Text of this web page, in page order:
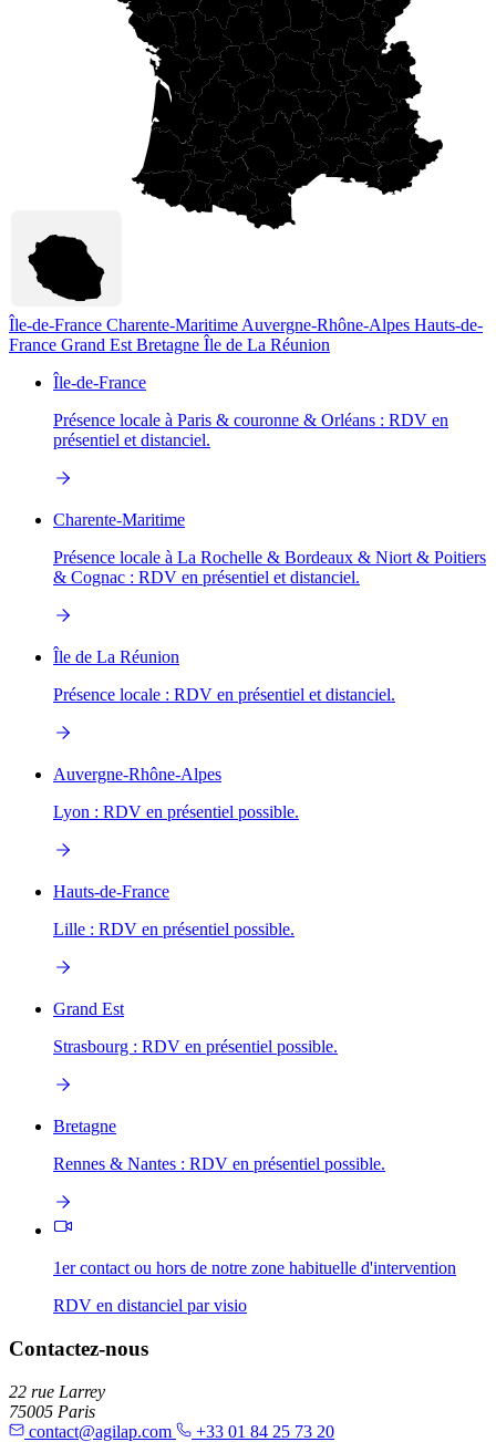
Île-de-France Charente-Maritime Auvergne-Rhône-Alpes Hauts-de-
France Grand Est Bretagne Île de La Réunion
Île-de-France
Présence locale à Paris & couronne & Orléans : RDV en
présentiel et distanciel.
Charente-Maritime
Présence locale à La Rochelle & Bordeaux & Niort & Poitiers
& Cognac : RDV en présentiel et distanciel.
Île de La Réunion
Présence locale : RDV en présentiel et distanciel.
Auvergne-Rhône-Alpes
Lyon : RDV en présentiel possible.
Hauts-de-France
Lille : RDV en présentiel possible.
Grand Est
Strasbourg : RDV en présentiel possible.
Bretagne
Rennes & Nantes : RDV en présentiel possible.
1er contact ou hors de notre zone habituelle d'intervention
RDV en distanciel par visio
Contactez-nous
22 rue Larrey
75005 Paris
contact@agilap.com
+33 01 84 25 73 20